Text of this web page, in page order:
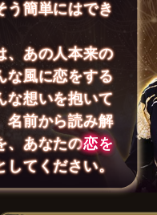
う簡単にはでき
あの人本来の
な風に恋をする
な想いを抱いて
名前から読み解
、あなたの恋を
してください。